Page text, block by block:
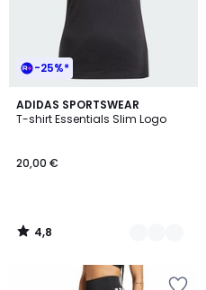
-25%*
ADIDAS SPORTSWEAR
T-shirt Essentials Slim Logo
20,00 €
4,8
/ 5
6
Couleurs
4,8
/